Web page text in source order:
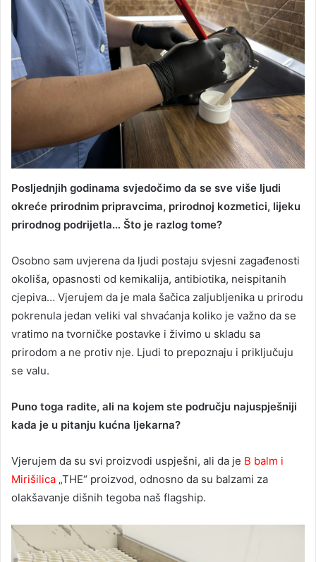
Posljednjih godinama svjedočimo da se sve više ljudi
okreće prirodnim pripravcima, prirodnoj kozmetici, lijeku
prirodnog podrijetla… Što je razlog tome?
Osobno sam uvjerena da ljudi postaju svjesni zagađenosti
okoliša, opasnosti od kemikalija, antibiotika, neispitanih
cjepiva… Vjerujem da je mala šačica zaljubljenika u prirodu
pokrenula jedan veliki val shvaćanja koliko je važno da se
vratimo na tvorničke postavke i živimo u skladu sa
prirodom a ne protiv nje. Ljudi to prepoznaju i priključuju
se valu.
Puno toga radite, ali na kojem ste području najuspješniji
kada je u pitanju kućna ljekarna?
Vjerujem da su svi proizvodi uspješni, ali da je B balm i
Mirišilica „THE“ proizvod, odnosno da su balzami za
olakšavanje dišnih tegoba naš flagship.